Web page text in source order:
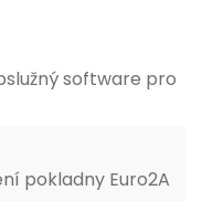
software pro
pokladny Euro2A